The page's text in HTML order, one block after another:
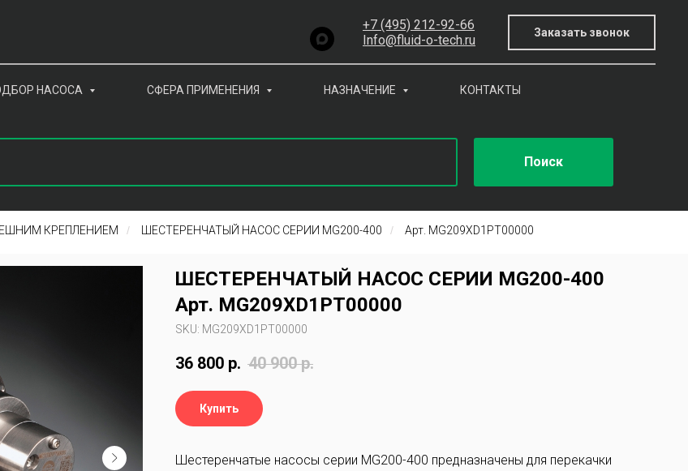
+7 (495) 212-92-66
Info@fluid-o-tech.ru
Заказать звонок
НАСОСА СФЕРА ПРИМЕНЕНИЯ НАЗНАЧЕНИЕ КОНТАКТЫ
Поиск
КРЕПЛЕНИЕМ / ШЕСТЕРЕНЧАТЫЙ НАСОС СЕРИИ MG200-400 / Арт. MG209XD1PT00000
ШЕСТЕРЕНЧАТЫЙ НАСОС СЕРИИ MG200-400
Арт. MG209XD1PT00000
SKU: MG209XD1PT00000
36 800 р. 40 900 р.
Купить
Шестеренчатые насосы серии MG200-400 предназначены для перекачки